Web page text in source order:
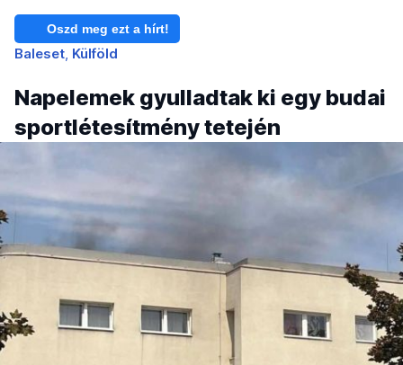
Oszd meg ezt a hírt!
Baleset Külföld
Napelemek gyulladtak ki egy budai
sportlétesítmény tetején